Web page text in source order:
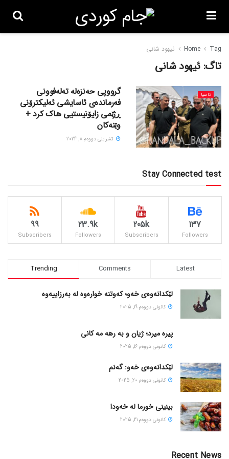
Home Tag ئیهود شانی
تاگ: ئیهود شانی
ئاسیا
گرووپی حەنزەلە تەلەفوونی
فەرماندەی ئاسایشی ئەلیکترۆنی
ڕژێمی زایۆنیستیی هاک کرد +
وێنەکان
تشرینی دووه‌م 8, 2024
Stay Connected test
137
Followers
205k
Subscribers
23.9k
Followers
99
Subscribers
Trending Comments Latest
لێکدانەوەی خەو؛ کەوتنە خوارەوە لە بەرزاییەوە
كانونی دووه‌م 19, 2025
پیره میرد؛ ژیان و به رهه مه کانی
كانونی دووه‌م 16, 2025
لێکدانەوەی خەو: گەنم
كانونی دووه‌م 20, 2025
بینینی خورما لە خەودا
كانونی دووه‌م 21, 2025
Recent News